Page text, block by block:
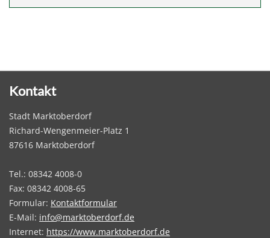
Kontakt
Stadt Marktoberdorf
Richard-Wengenmeier-Platz 1
87616 Marktoberdorf
Tel.: 08342 4008-0
Fax: 08342 4008-65
Formular: Kontaktformular
E-Mail: info@marktoberdorf.de
Internet: https://www.marktoberdorf.de